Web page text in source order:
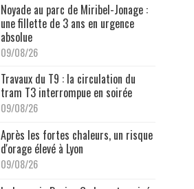
Noyade au parc de Miribel-Jonage :
une fillette de 3 ans en urgence
absolue
09/08/26
Travaux du T9 : la circulation du
tram T3 interrompue en soirée
09/08/26
Après les fortes chaleurs, un risque
d'orage élevé à Lyon
09/08/26